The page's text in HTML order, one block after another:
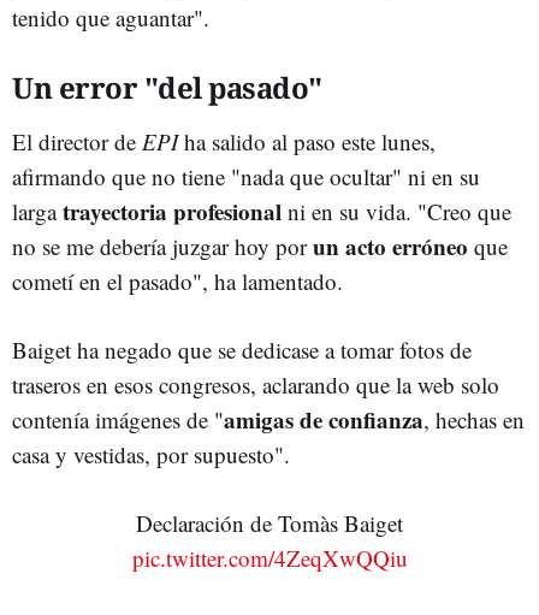
tenido que aguantar".
Un error "del pasado"
El director de EPIha salido al paso este lunes,
afirmando que no tiene "nada que ocultar" ni en su
largatrayectoria profesional ni en su vida. "Creo que
no se me debería juzgar hoy porun acto erróneo que
cometí en el pasado", ha lamentado.
Baiget ha negado que se dedicase a tomar fotos de
traseros en esos congresos, aclarando que la web solo
contenía imágenes de "amigas de confianza, hechas en
casa y vestidas, por supuesto".
Declaración de Tomàs Baiget
pic.twitter.com/4ZeqXwQQiu